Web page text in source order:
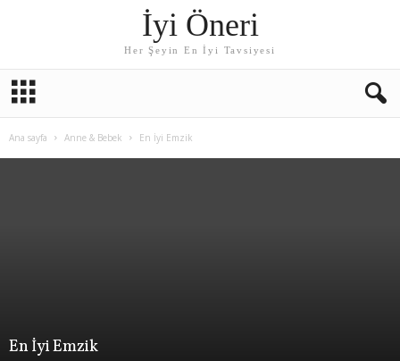
İyi Öneri
Her Şeyin En İyi Tavsiyesi
Ana sayfa Anne & Bebek En İyi Emzik
En İyi Emzik